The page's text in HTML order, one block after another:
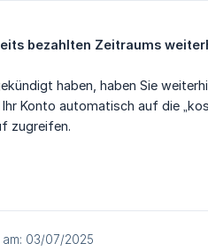
bezahlten Zeitraums
haben, haben Sie
Konto automatisch auf die
zugreifen.
am: 03/07/2025